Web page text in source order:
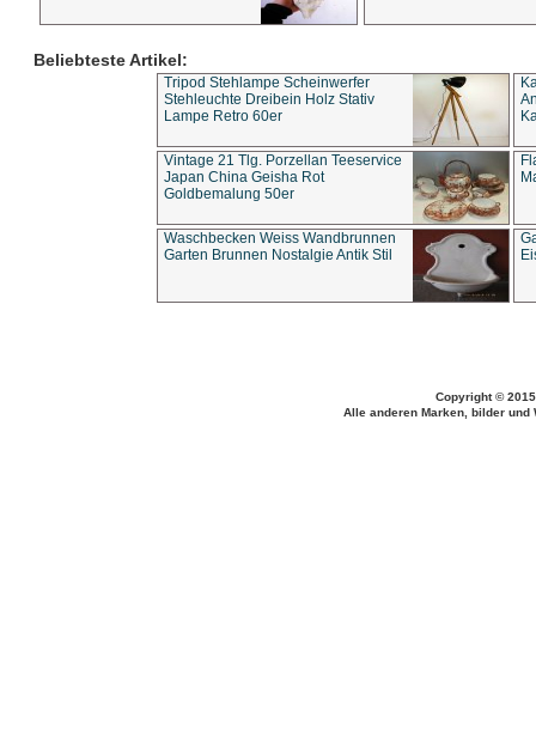
Beliebteste Artikel:
Tripod Stehlampe Scheinwerfer
Stehleuchte Dreibein Holz Stativ
Lampe Retro 60er
Vintage 21 Tlg. Porzellan Teeservice
Japan China Geisha Rot
Goldbemalung 50er
Waschbecken Weiss Wandbrunnen
Garten Brunnen Nostalgie Antik Stil
Copyright ©
Alle anderen Marken, bilder und